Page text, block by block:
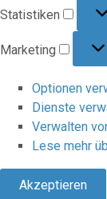
Statistiken
Marketing
Optionen
Dienste
Verwalten
Lese mehr
Akzeptieren